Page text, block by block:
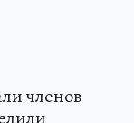
членов